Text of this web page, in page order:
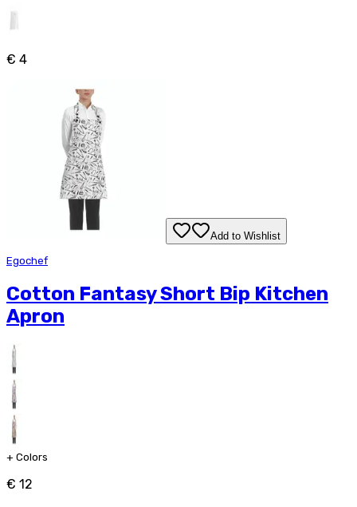
€ 4
Add to Wishlist
Egochef
Cotton Fantasy Short Bip Kitchen
Apron
+ Colors
€ 12